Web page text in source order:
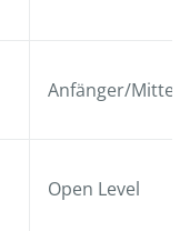
Anfänger/
Open Level